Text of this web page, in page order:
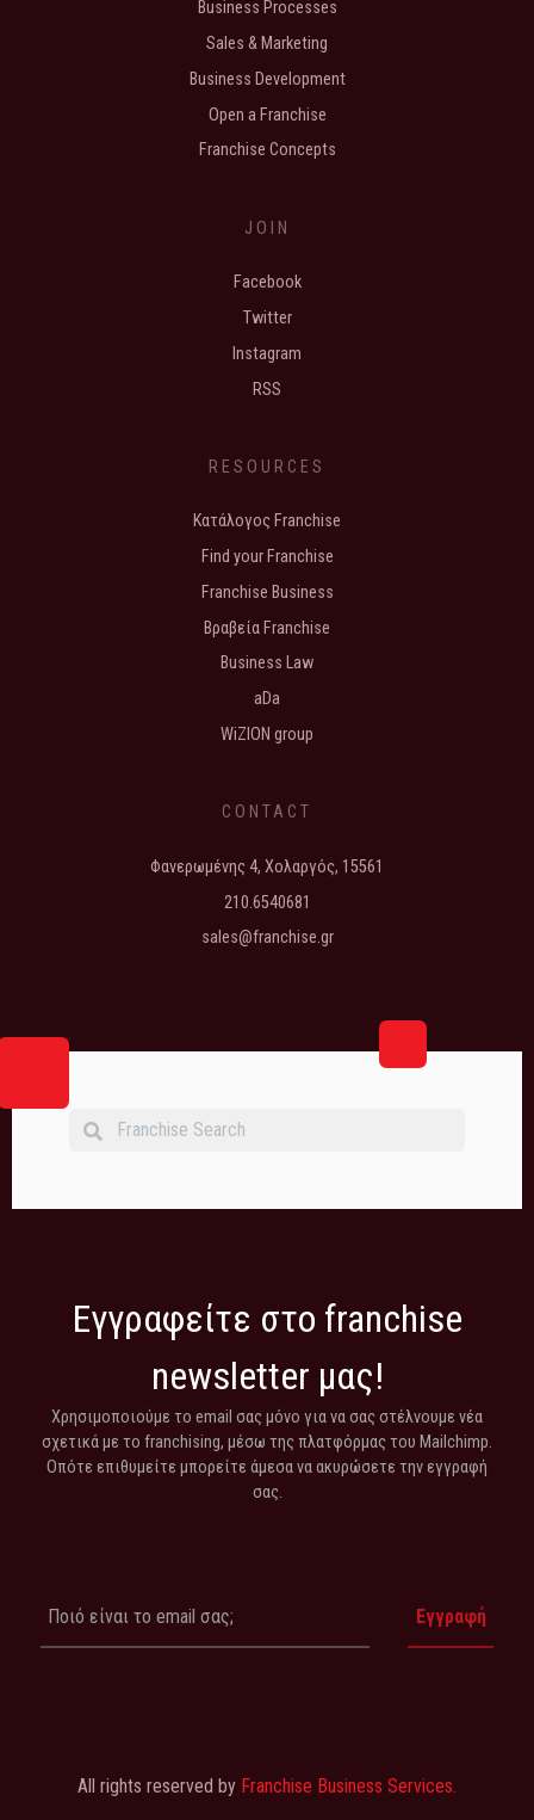
Business Processes
Sales & Marketing
Business Development
Open a Franchise
Franchise Concepts
JOIN
Facebook
Twitter
Instagram
RSS
RESOURCES
Κατάλογος Franchise
Find your Franchise
Franchise Business
Βραβεία Franchise
Business Law
aDa
WiZION group
CONTACT
Φανερωμένης 4, Χολαργός, 15561
210.6540681
sales@franchise.gr
Εγγραφείτε στο franchise
newsletter μας!
Χρησιμοποιούμε το email σας μόνο για να σας στέλνουμε νέα
σχετικά με το franchising, μέσω της πλατφόρμας του Mailchimp.
Οπότε επιθυμείτε μπορείτε άμεσα να ακυρώσετε την εγγραφή
σας.
All rights reserved by Franchise Business Services.